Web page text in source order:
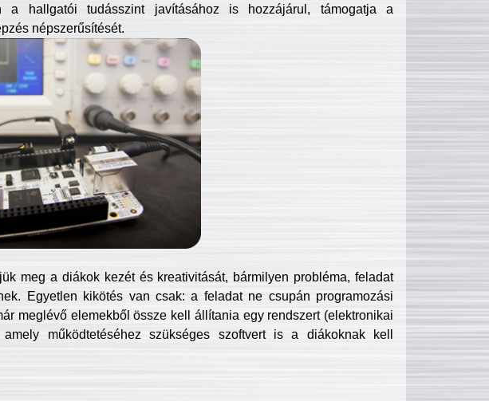
a hallgatói tudásszint javításához is hozzájárul, támogatja a
népszerűsítését.
meg a diákok kezét és kreativitását, bármilyen probléma, feladat
Egyetlen kikötés van csak: a feladat ne csupán programozási
meglévő elemekből össze kell állítania egy rendszert (elektronikai
működtetéséhez szükséges szoftvert is a diákoknak kell